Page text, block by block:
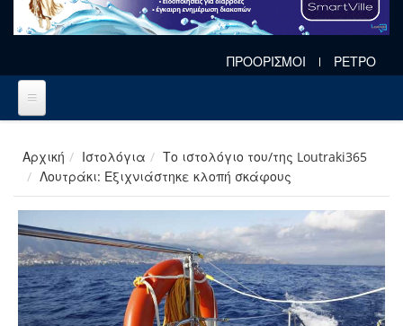
ΠΡΟΟΡΙΣΜΟΙ ΡΕΤΡΟ
Αρχική Ιστολόγια
Το ιστολόγιο του/της Loutraki365
Λουτράκι: Εξιχνιάστηκε κλοπή σκάφους